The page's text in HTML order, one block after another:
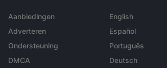
Aanbiedingen
Adverteren
Ondersteuning
DMCA
English
Español
Português
Deutsch